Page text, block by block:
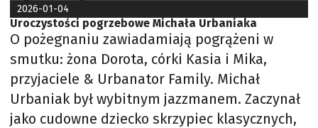
2026-01-04
Uroczystości pogrzebowe Michała Urbaniaka
O pożegnaniu zawiadamiają pogrążeni w
smutku: żona Dorota, córki Kasia i Mika,
przyjaciele & Urbanator Family. Michał
Urbaniak był wybitnym jazzmanem. Zaczynał
jako cudowne dziecko skrzypiec klasycznych,